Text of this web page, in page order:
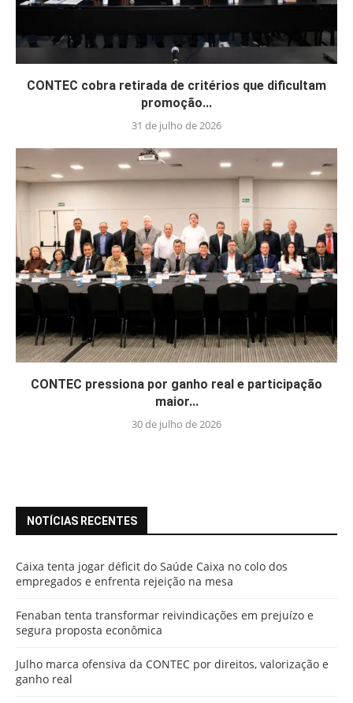
CONTEC cobra retirada de critérios que dificultam
promoção...
31 de julho de 2026
CONTEC pressiona por ganho real e participação
maior...
30 de julho de 2026
NOTÍCIAS RECENTES
Caixa tenta jogar déficit do Saúde Caixa no colo dos
empregados e enfrenta rejeição na mesa
Fenaban tenta transformar reivindicações em prejuízo e
segura proposta econômica
Julho marca ofensiva da CONTEC por direitos, valorização e
ganho real